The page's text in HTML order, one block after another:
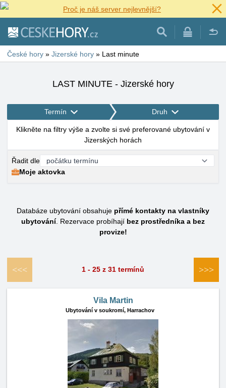
Proč je náš server nejlevnější?
České hory » Jizerské hory » Last minute
LAST MINUTE - Jizerské hory
Termín Druh
Klikněte na filtry výše a zvolte si své preferované ubytování v
Jizerských horách
Řadit dle
Moje aktovka
Databáze ubytování obsahuje přímé kontakty na vlastníky
ubytování. Rezervace probíhají bez prostředníka a bez
provize!
<<< 1 - 25 z 31 termínů >>>
Vila Martin
Ubytování v soukromí, Harrachov